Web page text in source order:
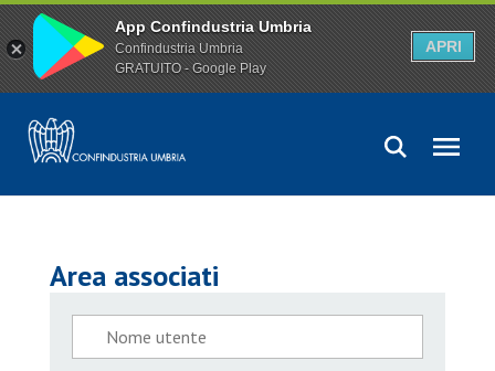
Area associati
App Confindustria Umbria
Confindustria Umbria
GRATUITO - Google Play
APRI